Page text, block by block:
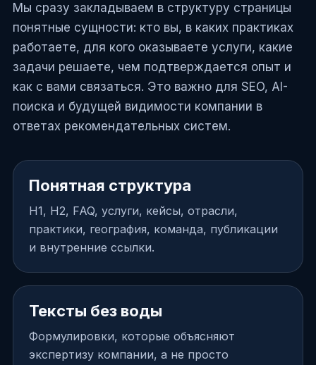
Мы сразу закладываем в структуру страницы
понятные сущности: кто вы, в каких практиках
работаете, для кого оказываете услуги, какие
задачи решаете, чем подтверждается опыт и
как с вами связаться. Это важно для SEO, AI-
поиска и будущей видимости компании в
ответах рекомендательных систем.
Понятная структура
H1, H2, FAQ, услуги, кейсы, отрасли,
практики, география, команда, публикации
и внутренние ссылки.
Тексты без воды
Формулировки, которые объясняют
экспертизу компании, а не просто